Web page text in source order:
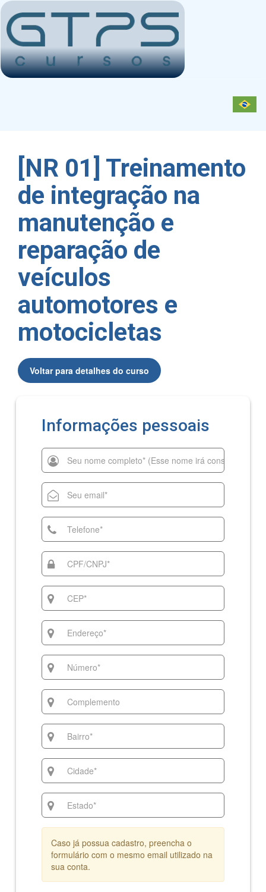
[NR 01] Treinamento
de integração na
manutenção e
reparação de
veículos
automotores e
motocicletas
Voltar para detalhes do curso
Informações pessoais
Caso já possua cadastro, preencha o
formulário com o mesmo email utilizado na
sua conta.